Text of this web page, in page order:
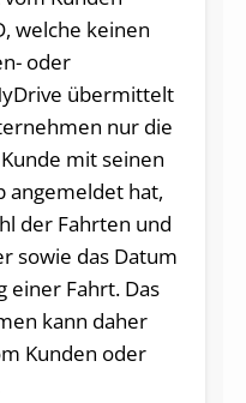
welche keinen
oder
übermittelt
nur die
mit seinen
angemeldet hat,
der Fahrten und
sowie das Datum
einer Fahrt. Das
kann daher
Kunden oder